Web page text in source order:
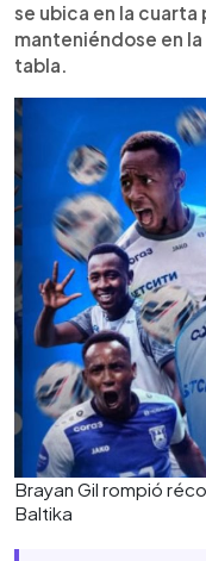
se ubica en la
manteniéndose en
tabla.
Brayan Gil rompió
Baltika